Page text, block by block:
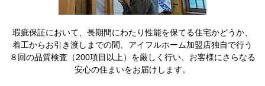
瑕疵保証において、長期間にわたり性能を保てる住宅かどうか、
着工からお引き渡しまでの間、アイフルホーム加盟店独自で行う
８回の品質検査（200項目以上）を厳しく行い、お客様にさらなる
安心の住まいをお届けします。